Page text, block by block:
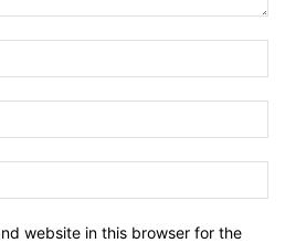
website in this browser for the